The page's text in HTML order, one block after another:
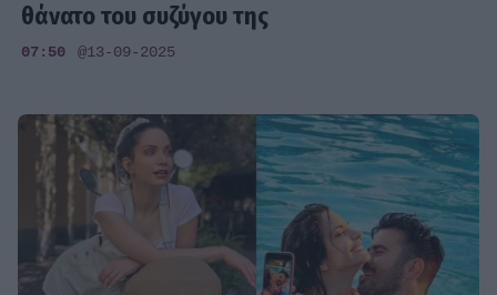
θάνατο του συζύγου της
07:50 @13-09-2025